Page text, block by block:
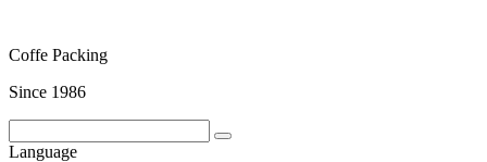
Coffe Packing
Since 1986
Language